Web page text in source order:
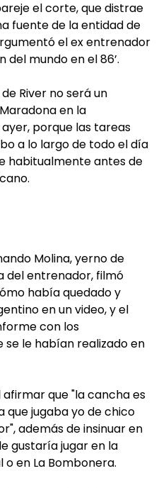
el corte, que distrae
fuente de la entidad de
el ex entrenador
mundo en el 86’.
River no será un
en la
porque las tareas
a lo largo de todo el día
habitualmente antes de
Molina, yerno de
del entrenador, filmó
había quedado y
en un video, y el
con los
le habían realizado en
que "la cancha es
que jugaba yo de chico
además de insinuar en
gustaría jugar en la
en La Bombonera.